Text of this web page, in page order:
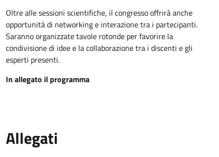
Oltre alle sessioni scientifiche, il congresso offrirà anche
opportunità di networking e interazione tra i partecipanti.
Saranno organizzate tavole rotonde per favorire la
condivisione di idee e la collaborazione tra i discenti e gli
esperti presenti.
In allegato il programma
Allegati